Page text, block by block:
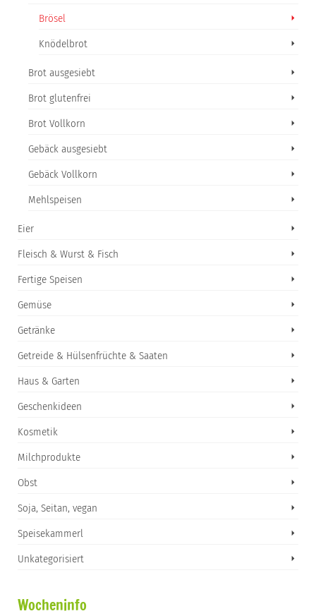
Brösel
Knödelbrot
Brot ausgesiebt
Brot glutenfrei
Brot Vollkorn
Gebäck ausgesiebt
Gebäck Vollkorn
Mehlspeisen
Eier
Fleisch & Wurst & Fisch
Fertige Speisen
Gemüse
Getränke
Getreide & Hülsenfrüchte & Saaten
Haus & Garten
Geschenkideen
Kosmetik
Milchprodukte
Obst
Soja, Seitan, vegan
Speisekammerl
Unkategorisiert
Wocheninfo